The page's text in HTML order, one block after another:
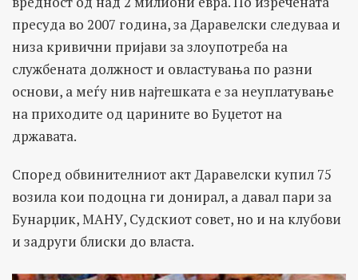
пресуда во 2007 година, за Даравелски следуваа и
низа кривични пријави за злоупотреба на
службената должност и овластувања по разни
основи, а меѓу нив најтешката е за неуплатување
на приходите од царините во Буџетот на
државата.
Според обвинителниот акт Даравелски купил 75
возила кои подоцна ги донирал, а давал пари за
Бунарџик, МАНУ, Судскиот совет, но и на клубови
и задруги блиски до власта.